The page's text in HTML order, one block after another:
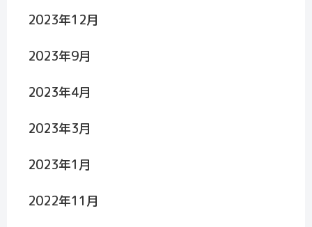
2023年12月
2023年9月
2023年4月
2023年3月
2023年1月
2022年11月